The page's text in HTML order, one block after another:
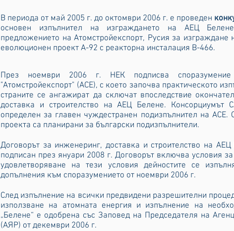
В периода от май 2005 г. до октомври 2006 г. е проведен
основен изпълнител на изграждането на АЕЦ
предложението на Атомстройекспорт, Русия за изграждане
еволюционен проект А-92 с реакторна инсталация В-466.
През ноември 2006 г. НЕК подписва споразумение
"Атомстройекспорт" (АСЕ), с което започва практическото
страните се ангажират да сключат впоследствие
доставка и строителство на АЕЦ Белене. Консорциумът
определен за главен чуждестранен подизпълнител на АСЕ.
проекта са планирани за български подизпълнители.
Договорът за инженеринг, доставка и строителство на
подписан през януари 2008 г. Договорът включва условия
удовлетворяване на тези условия дейностите се
допълнения към споразумението от ноември 2006 г.
След изпълнение на всички предвидени разрешителни
използване на атомната енергия и изпълнение на
„Белене“ е одобрена със Заповед на Председателя на
(АЯР) от декември 2006 г.